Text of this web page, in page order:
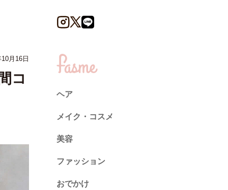
月16日
コ
ヘア
メイク・コスメ
美容
ファッション
トレンド
おでかけ